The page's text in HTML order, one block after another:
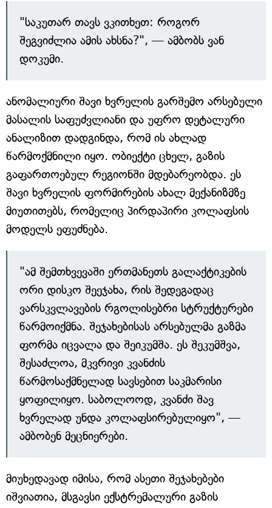
"საკუთარ თავს ვკითხეთ: როგორ
შეგვიძლია ამის ახსნა?", — ამბობს ვან
დოკუმი.
ანომალიური შავი ხვრელის გარშემო არსებული
მასალის საფუძვლიანი და უფრო დეტალური
ანალიზით დადგინდა, რომ ის ახლად
წარმოქმნილი იყო. ობიექტი ცხელ, გაზის
გაფართოებულ რეგიონში მდებარეობდა. ეს
შავი ხვრელის ფორმირების ახალ მექანიზმზე
მიუთითებს, რომელიც პირდაპირი კოლაფსის
მოდელს ეფუძნება.
"ამ შემთხვევაში ერთმანეთს გალაქტიკების
ორი დისკო შეეჯახა, რის შედეგადაც
ვარსკვლავების რგოლისებრი სტრუქტურები
წარმოიქმნა. შეჯახებისას არსებულმა გაზმა
ფორმა იცვალა და შეიკუმშა. ეს შეკუმშვა,
შესაძლოა, მკვრივი კვანძის
წარმოსაქმნელად სავსებით საკმარისი
ყოფილიყო. საბოლოოდ, კვანძი შავ
ხვრელად უნდა კოლაფსირებულიყო", —
ამბობენ მეცნიერები.
მიუხედავად იმისა, რომ ასეთი შეჯახებები
იშვიათია, მსგავსი ექსტრემალური გაზის